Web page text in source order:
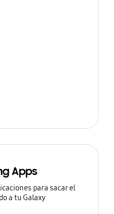
Apps
para sacar el
a tu Galaxy